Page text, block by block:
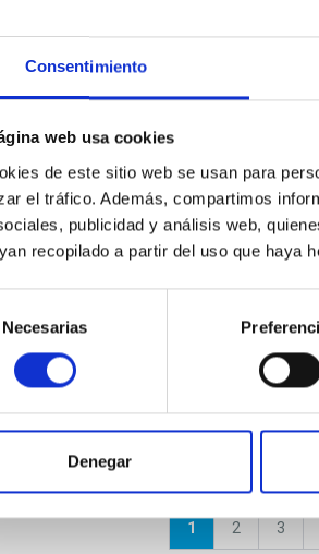
Consentimiento
web usa cookies
de este sitio web se usan para
el tráfico. Además, compartimos
publicidad y análisis web,
recopilado a partir del uso que haya
Necesarias
Denegar
PS-
DOCUMENT
PD
Current
1 Page
2 Page
3